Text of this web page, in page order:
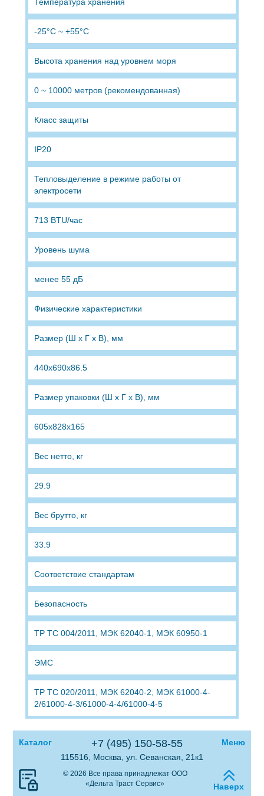
-25°C ~ +55°C
Высота хранения над уровнем моря
0 ~ 10000 метров (рекомендованная)
Класс защиты
IP20
Тепловыделение в режиме работы от
электросети
713 BTU/час
Уровень шума
менее 55 дБ
Физические характеристики
Размер (Ш х Г х В), мм
440х690х86.5
Размер упаковки (Ш х Г х В), мм
605x828x165
Вес нетто, кг
29.9
Вес брутто, кг
33.9
Соответствие стандартам
Безопасность
ТР ТС 004/2011, МЭК 62040-1, МЭК 60950-1
ЭМС
ТР ТС 020/2011, МЭК 62040-2, МЭК 61000-4-
2/61000-4-3/61000-4-4/61000-4-5
Каталог +7 (495) 150-58-55
Меню
115516, Москва, ул. Севанская, 21к1
© 2026 Все права принадлежат ООО
«Дельта Траст Сервис»
Наверх